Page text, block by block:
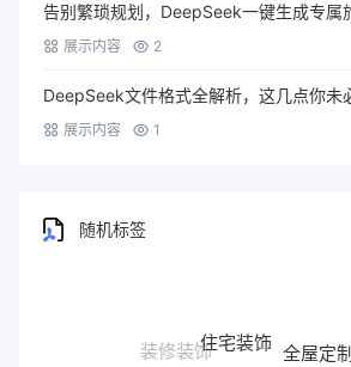
告别繁琐规划，DeepSeek一键生成专属
展示内容 2
DeepSeek文件格式全解析，这几点你未
展示内容 1
随机标签
装修装饰
全屋定